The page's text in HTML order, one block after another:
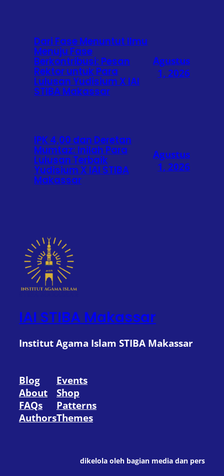
Dari Fase Menuntut Ilmu
Menuju Fase
Berkontribusi: Pesan
Rektor untuk Para
Lulusan Yudisium X IAI
STIBA Makassar
Agustus
1, 2026
IPK 4,00 dan Deretan
Mumtaz: Inilah Para
Lulusan Terbaik
Yudisium X IAI STIBA
Makassar
Agustus
1, 2026
IAI STIBA Makassar
Institut Agama Islam STIBA Makassar
Blog
About
FAQs
Authors
Events
Shop
Patterns
Themes
dikelola oleh bagian media dan pers